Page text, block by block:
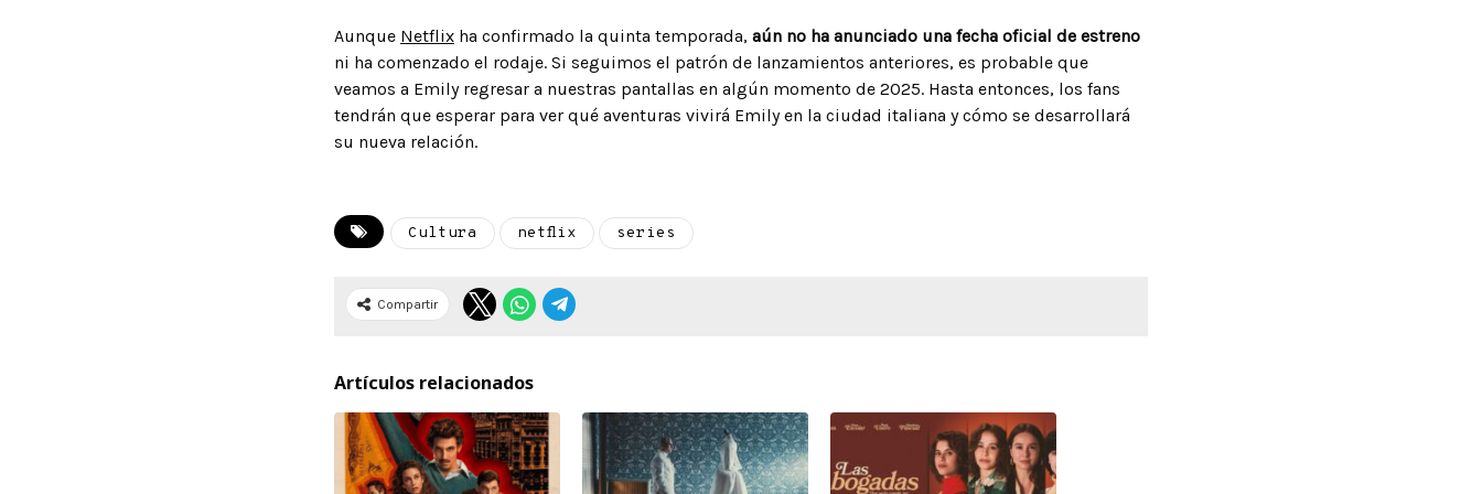
Aunque Netflix ha confirmado la quinta temporada, aún no ha anunciado una fecha oficial de estreno
ni ha comenzado el rodaje. Si seguimos el patrón de lanzamientos anteriores, es probable que
veamos a Emily regresar a nuestras pantallas en algún momento de 2025. Hasta entonces, los fans
tendrán que esperar para ver qué aventuras vivirá Emily en la ciudad italiana y cómo se desarrollará
su nueva relación.
Cultura netflix series
Compartir
Artículos relacionados